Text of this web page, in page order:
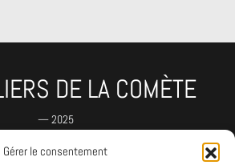
Gérer le consentement
DE LA COMÈTE
— 2025